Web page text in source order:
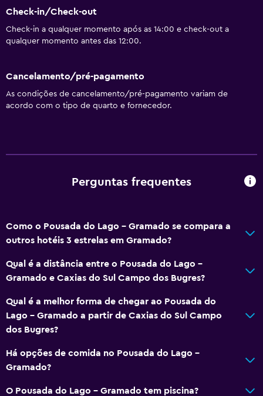
Andares superiores acessíveis por escadas
Área para fumantes
Banheiro
Chuveiro
Bidê
Banheiro privativo
Serviço de concierge
Check-in/check-out privado
Estacionamento e transporte
Estacionamento gratuito
Check-in/Check-out
Check-in a qualquer momento após as 14:00 e check-out a
qualquer momento antes das 12:00.
Cancelamento/pré-pagamento
As condições de cancelamento/pré-pagamento variam de
acordo com o tipo de quarto e fornecedor.
Perguntas frequentes
Como o Pousada do Lago - Gramado se compara a
outros hotéis 3 estrelas em Gramado?
Qual é a distância entre o Pousada do Lago -
Gramado e Caxias do Sul Campo dos Bugres?
Qual é a melhor forma de chegar ao Pousada do
Lago - Gramado a partir de Caxias do Sul Campo
dos Bugres?
Há opções de comida no Pousada do Lago -
Gramado?
O Pousada do Lago - Gramado tem piscina?